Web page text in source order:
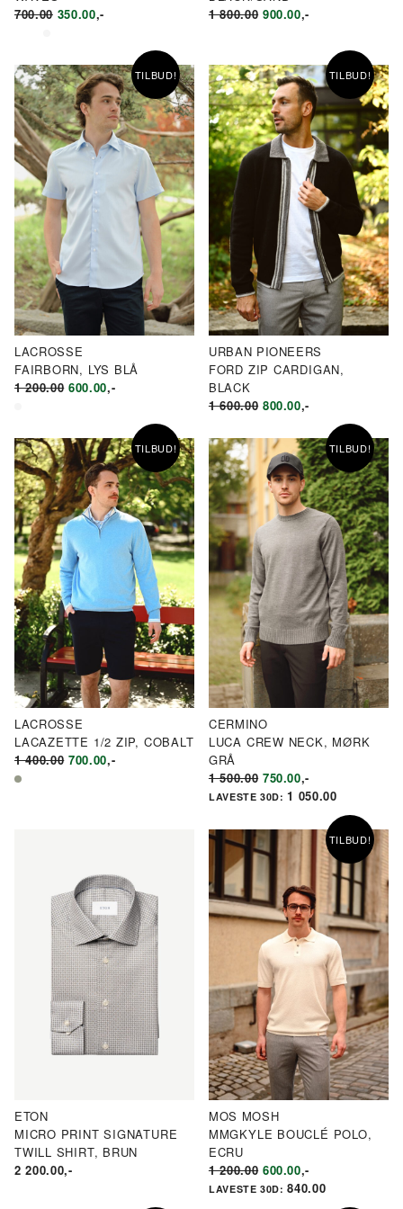
700.00 OPPRINNELIG
KR700.00.
350.00NÅVÆRENDE
KR350.00.
,-
1 800.00 OPPRINNELIG
KR1
800.00.
900.00NÅVÆRENDE
KR900.00.
,-
TILBUD!
LACROSSE
FAIRBORN, LYS BLÅ
1 200.00 OPPRINNELIG
KR1
200.00.
600.00NÅVÆRENDE
KR600.00.
,-
TILBUD!
URBAN PIONEERS
FORD ZIP CARDIGAN,
BLACK
1 600.00 OPPRINNELIG
VAR:
KR1
600.00.
800.00NÅVÆRENDE
ER:
KR800.00.
,-
TILBUD!
LACROSSE
LACAZETTE 1/2 ZIP, COBALT
1 400.00 OPPRINNELIG
700.00NÅVÆRENDE
,-
TILBUD!
CERMINO
LUCA CREW NECK, MØRK
GRÅ
1 500.00 OPPRINNELIG
PRIS
KR1
500.00.
750.00NÅVÆRENDE
PRIS
KR750.00.
,-
LAVESTE 30D:1 050.00
ETON
MICRO PRINT SIGNATURE
TWILL SHIRT, BRUN
2 200.00,-
TILBUD!
MOS MOSH
MMGKYLE BOUCLÉ POLO,
ECRU
1 200.00 OPPRINNELIG
PRIS
600.00NÅVÆRENDE
PRIS
,-
LAVESTE 30D:840.00